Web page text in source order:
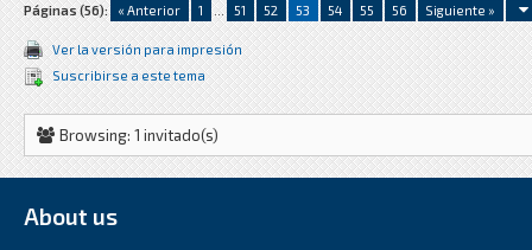
Páginas (56): « Anterior 1 ... 51 52 53 54 55 56 Siguiente »
Ver la versión para impresión
Suscribirse a este tema
Browsing: 1 invitado(s)
About us